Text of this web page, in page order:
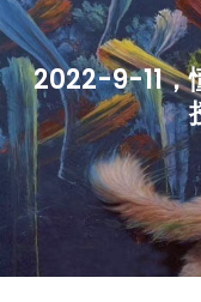
2022-9-11，